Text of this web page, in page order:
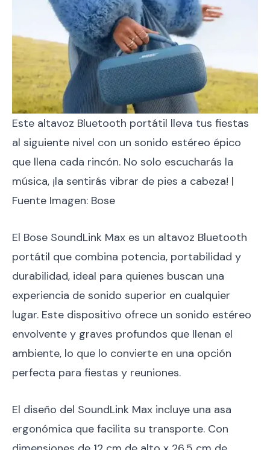
Este altavoz Bluetooth portátil lleva tus fiestas
al siguiente nivel con un sonido estéreo épico
que llena cada rincón. No solo escucharás la
música, ¡la sentirás vibrar de pies a cabeza! |
Fuente Imagen: Bose
El Bose SoundLink Max es un altavoz Bluetooth
portátil que combina potencia, portabilidad y
durabilidad, ideal para quienes buscan una
experiencia de sonido superior en cualquier
lugar. Este dispositivo ofrece un sonido estéreo
envolvente y graves profundos que llenan el
ambiente, lo que lo convierte en una opción
perfecta para fiestas y reuniones.
El diseño del SoundLink Max incluye una asa
ergonómica que facilita su transporte. Con